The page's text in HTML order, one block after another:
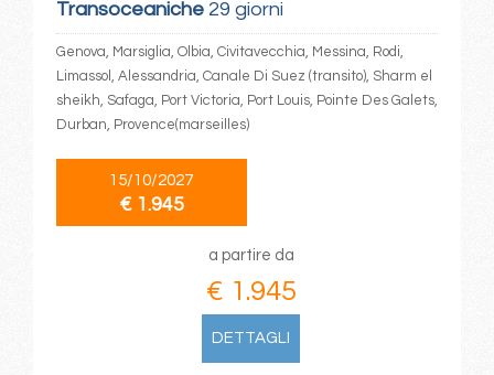
Transoceaniche29 giorni
Genova, Marsiglia, Olbia, Civitavecchia, Messina, Rodi,
Limassol, Alessandria, Canale Di Suez (transito), Sharm el
sheikh, Safaga, Port Victoria, Port Louis, Pointe Des Galets,
Durban, Provence(marseilles)
15/10/2027
€ 1.945
a partire da
€ 1.945
DETTAGLI